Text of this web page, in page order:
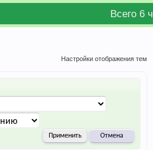
Всего 6
Настройки отображения тем